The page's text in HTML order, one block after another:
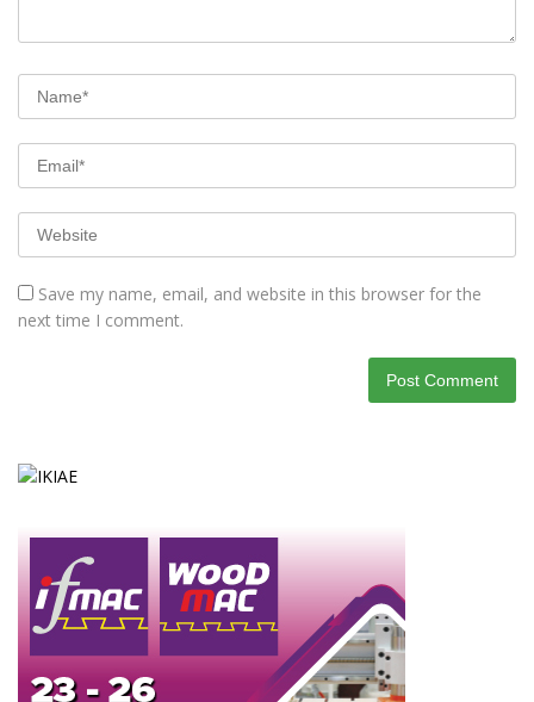
Save my name, email, and website in this browser for the
next time I comment.